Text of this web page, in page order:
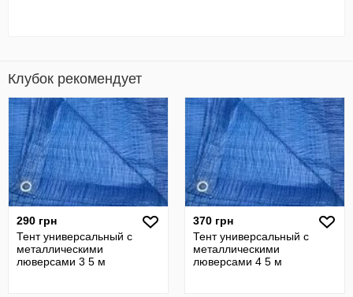
Клубок рекомендует
290 грн
Тент универсальный с
металлическими
люверсами 3 5 м
370 грн
Тент универсальный с
металлическими
люверсами 4 5 м